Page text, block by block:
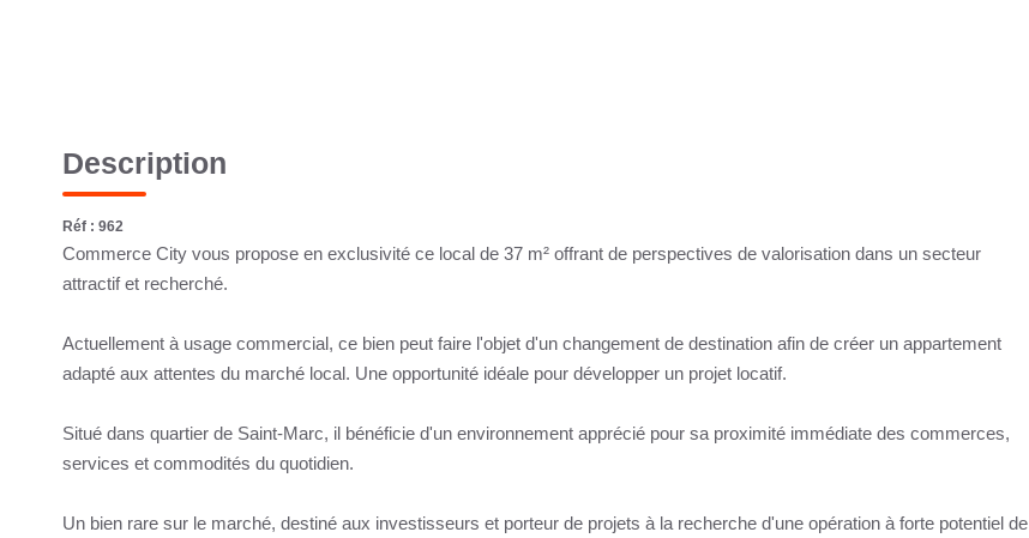
Description
Réf : 962
Commerce City vous propose en exclusivité ce local de 37 m² offrant de perspectives de valorisation dans un secteur
attractif et recherché.
Actuellement à usage commercial, ce bien peut faire l'objet d'un changement de destination afin de créer un appartement
adapté aux attentes du marché local. Une opportunité idéale pour développer un projet locatif.
Situé dans quartier de Saint-Marc, il bénéficie d'un environnement apprécié pour sa proximité immédiate des commerces,
services et commodités du quotidien.
Un bien rare sur le marché, destiné aux investisseurs et porteur de projets à la recherche d'une opération à forte potentiel de